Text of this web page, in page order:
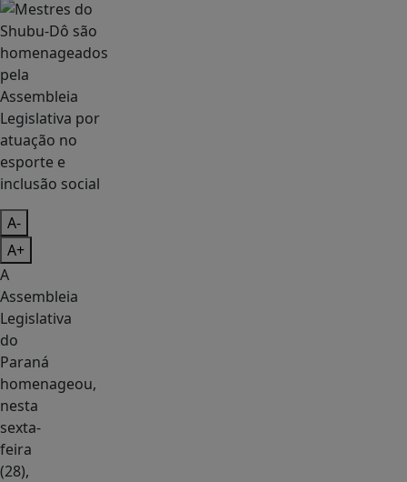
A-
A+
A
Assembleia
Legislativa
do
Paraná
homenageou,
nesta
sexta-
feira
(28),